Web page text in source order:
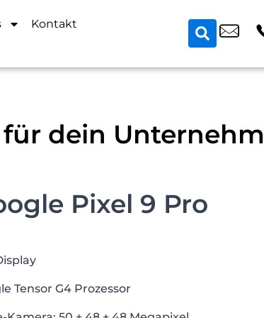
Kontakt
für dein
Pixel 9 Pro
Tensor G4 Prozessor